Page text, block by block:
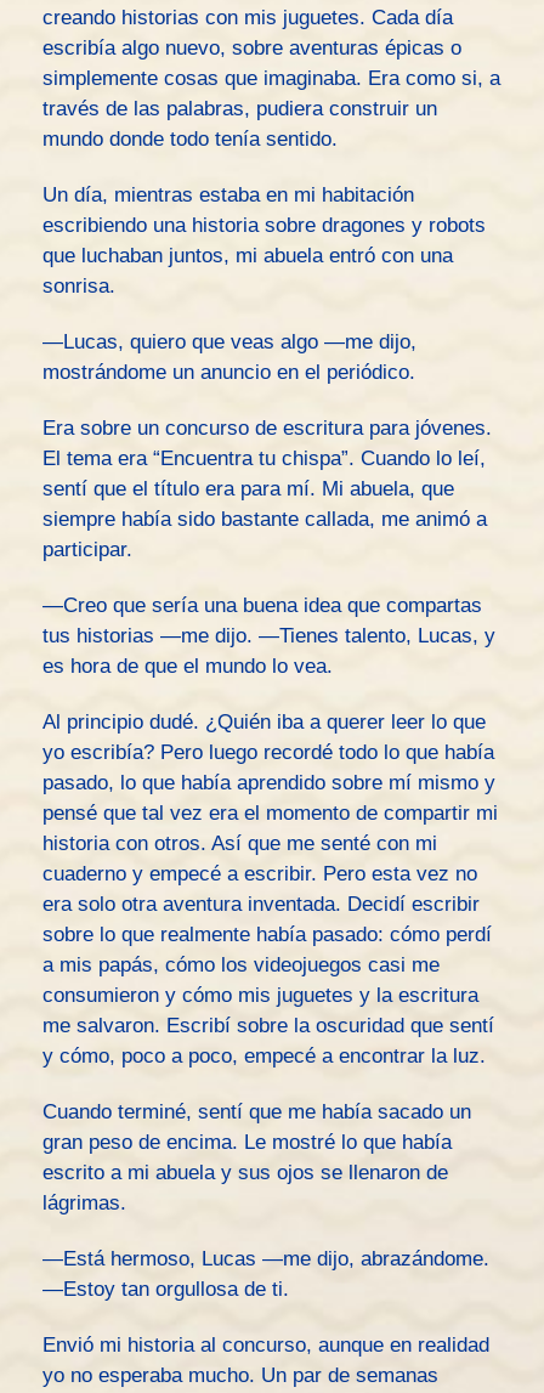
creando historias con mis juguetes. Cada día
escribía algo nuevo, sobre aventuras épicas o
simplemente cosas que imaginaba. Era como si, a
través de las palabras, pudiera construir un
mundo donde todo tenía sentido.
Un día, mientras estaba en mi habitación
escribiendo una historia sobre dragones y robots
que luchaban juntos, mi abuela entró con una
sonrisa.
—Lucas, quiero que veas algo —me dijo,
mostrándome un anuncio en el periódico.
Era sobre un concurso de escritura para jóvenes.
El tema era “Encuentra tu chispa”. Cuando lo leí,
sentí que el título era para mí. Mi abuela, que
siempre había sido bastante callada, me animó a
participar.
—Creo que sería una buena idea que compartas
tus historias —me dijo. —Tienes talento, Lucas, y
es hora de que el mundo lo vea.
Al principio dudé. ¿Quién iba a querer leer lo que
yo escribía? Pero luego recordé todo lo que había
pasado, lo que había aprendido sobre mí mismo y
pensé que tal vez era el momento de compartir mi
historia con otros. Así que me senté con mi
cuaderno y empecé a escribir. Pero esta vez no
era solo otra aventura inventada. Decidí escribir
sobre lo que realmente había pasado: cómo perdí
a mis papás, cómo los videojuegos casi me
consumieron y cómo mis juguetes y la escritura
me salvaron. Escribí sobre la oscuridad que sentí
y cómo, poco a poco, empecé a encontrar la luz.
Cuando terminé, sentí que me había sacado un
gran peso de encima. Le mostré lo que había
escrito a mi abuela y sus ojos se llenaron de
lágrimas.
—Está hermoso, Lucas —me dijo, abrazándome.
—Estoy tan orgullosa de ti.
Envió mi historia al concurso, aunque en realidad
yo no esperaba mucho. Un par de semanas